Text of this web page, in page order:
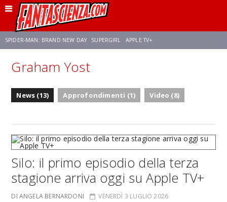
SPIDER-MAN: BRAND NEW DAY SUPERGIRL APPLE TV+
FRANCO RICCIARDIELLO ZENDAYA
Graham Yost
News (13) Approfondimenti (1) Video (8)
Silo: il primo episodio della terza
stagione arriva oggi su Apple TV+
DI ANGELA BERNARDONI VENERDÌ 3 LUGLIO 2026